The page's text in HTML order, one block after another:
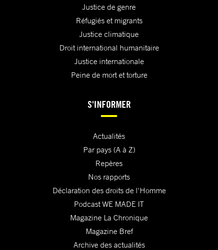
Justice de genre
Réfugiés et migrants
Justice climatique
Droit international humanitaire
Justice internationale
Peine de mort et torture
S'INFORMER
Actualités
Par pays (A à Z)
Repères
Nos rapports
Déclaration des droits de l'Homme
Podcast WE MADE IT
Magazine La Chronique
Magazine Bref
Archive des actualités